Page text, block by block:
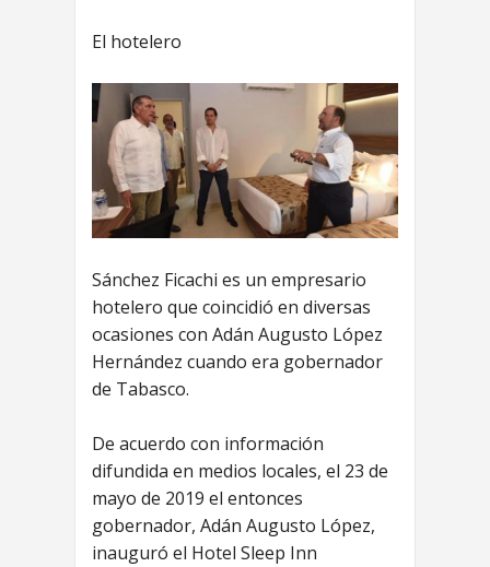
El hotelero
Sánchez Ficachi es un empresario
hotelero que coincidió en diversas
ocasiones con Adán Augusto López
Hernández cuando era gobernador
de Tabasco.
De acuerdo con información
difundida en medios locales, el 23 de
mayo de 2019 el entonces
gobernador, Adán Augusto López,
inauguró el Hotel Sleep Inn